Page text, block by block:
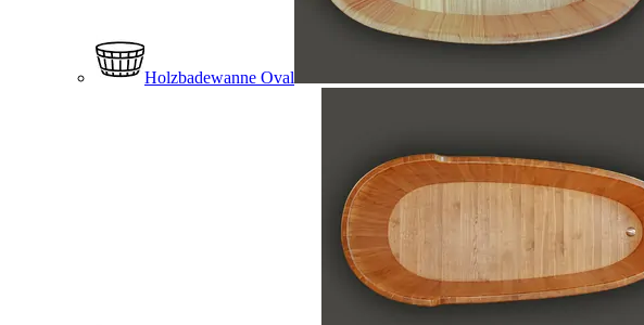
Holzbadewanne Oval